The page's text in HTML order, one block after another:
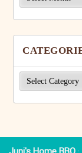
Categories